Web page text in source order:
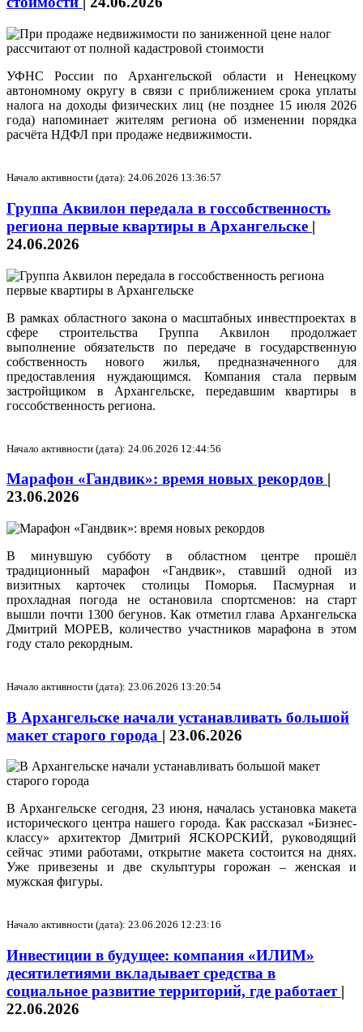
УФНС России по Архангельской области и Ненецкому
автономному округу в связи с приближением срока уплаты
налога на доходы физических лиц (не позднее 15 июля 2026
года) напоминает жителям региона об изменении порядка
расчёта НДФЛ при продаже недвижимости.
Начало активности (дата): 24.06.2026 13:36:57
Группа Аквилон передала в госсобственность
региона первые квартиры в Архангельске |
24.06.2026
В рамках областного закона о масштабных инвестпроектах в
сфере строительства Группа Аквилон продолжает
выполнение обязательств по передаче в государственную
собственность нового жилья, предназначенного для
предоставления нуждающимся. Компания стала первым
застройщиком в Архангельске, передавшим квартиры в
госсобственность региона.
Начало активности (дата): 24.06.2026 12:44:56
Марафон «Гандвик»: время новых рекордов |
23.06.2026
В минувшую субботу в областном центре прошёл
традиционный марафон «Гандвик», ставший одной из
визитных карточек столицы Поморья. Пасмурная и
прохладная погода не остановила спортсменов: на старт
вышли почти 1300 бегунов. Как отметил глава Архангельска
Дмитрий МОРЕВ, количество участников марафона в этом
году стало рекордным.
Начало активности (дата): 23.06.2026 13:20:54
В Архангельске начали устанавливать большой
макет старого города | 23.06.2026
В Архангельске сегодня, 23 июня, началась установка макета
исторического центра нашего города. Как рассказал «Бизнес-
классу» архитектор Дмитрий ЯСКОРСКИЙ, руководящий
сейчас этими работами, открытие макета состоится на днях.
Уже привезены и две скульптуры горожан – женская и
мужская фигуры.
Начало активности (дата): 23.06.2026 12:23:16
Инвестиции в будущее: компания «ИЛИМ»
десятилетиями вкладывает средства в
социальное развитие территорий, где работает |
22.06.2026